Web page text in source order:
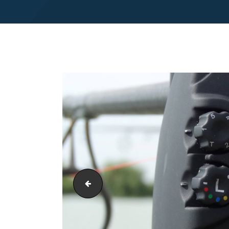
sigla banner next fishing 12